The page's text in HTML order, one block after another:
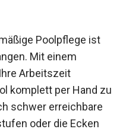
Poolpflege ist
Mit einem
Arbeitszeit
komplett per Hand zu
schwer erreichbare
oder die Ecken